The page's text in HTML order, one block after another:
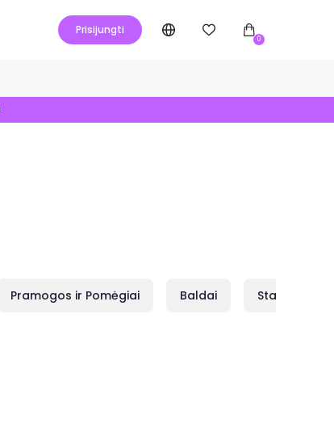
Prisijungti
0
Pramogos ir Pomėgiai Baldai Statybai